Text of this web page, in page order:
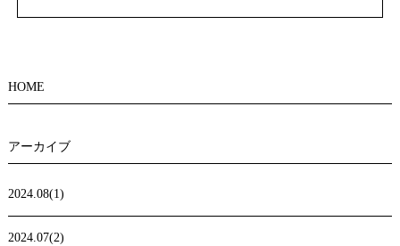
HOME
アーカイブ
2024.08(1)
2024.07(2)